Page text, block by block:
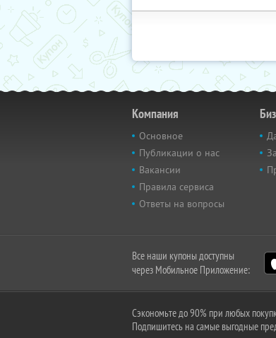
Компания
Основное
Публикации о нас
Вакансии
Правила сервиса
Ответы на вопросы
Все наши купоны доступны
через Мобильное Приложение:
Сэкономьте до 90% при любых
Подпишитесь на самые выгодные